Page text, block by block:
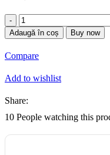
Cantitate
Masa
de
smart
Adaugă în coș Buy now
Compare
Add to wishlist
Share:
10 People watching this